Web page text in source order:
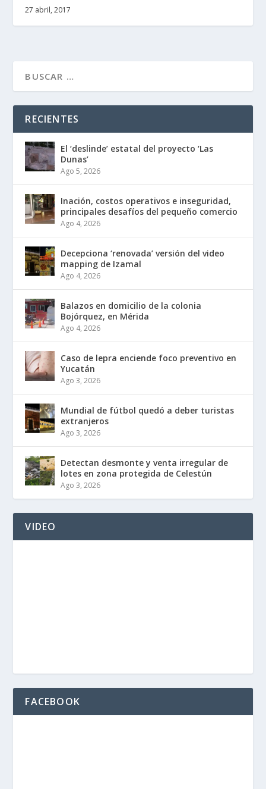
27 abril, 2017
RECIENTES
El ‘deslinde’ estatal del proyecto ‘Las
Dunas’
Ago 5, 2026
Inflación, costos operativos e inseguridad,
principales desafíos del pequeño comercio
Ago 4, 2026
Decepciona ‘renovada’ versión del video
mapping de Izamal
Ago 4, 2026
Balazos en domicilio de la colonia
Bojórquez, en Mérida
Ago 4, 2026
Caso de lepra enciende foco preventivo en
Yucatán
Ago 3, 2026
Mundial de fútbol quedó a deber turistas
extranjeros
Ago 3, 2026
Detectan desmonte y venta irregular de
lotes en zona protegida de Celestún
Ago 3, 2026
VIDEO
FACEBOOK